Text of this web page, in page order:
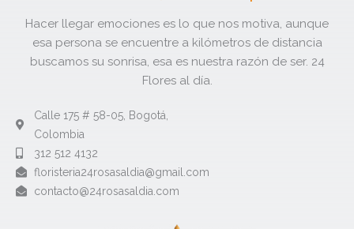
Hacer llegar emociones es lo que nos motiva, aunque
esa persona se encuentre a kilómetros de distancia
buscamos su sonrisa, esa es nuestra razón de ser. 24
Flores al día.
Calle 175 # 58-05, Bogotá,
Colombia
312 512 4132​
floristeria24rosasaldia@gmail.com​
contacto@24rosasaldia.com